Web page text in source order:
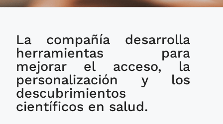
atención médica y la
ciencia con nuevos
avances en IA
La compañía desarrolla
herramientas para
mejorar el acceso, la
personalización y los
descubrimientos
científicos en salud.